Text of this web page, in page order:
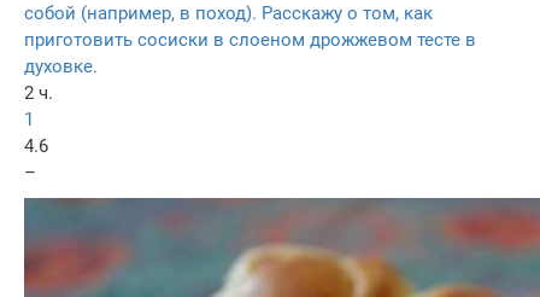
собой (например, в поход). Расскажу о том, как
приготовить сосиски в слоеном дрожжевом тесте в
духовке.
2 ч.
1
4.6
–